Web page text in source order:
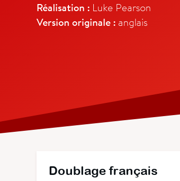
Réalisation : Luke Pearson
Version originale : anglais
Doublage français